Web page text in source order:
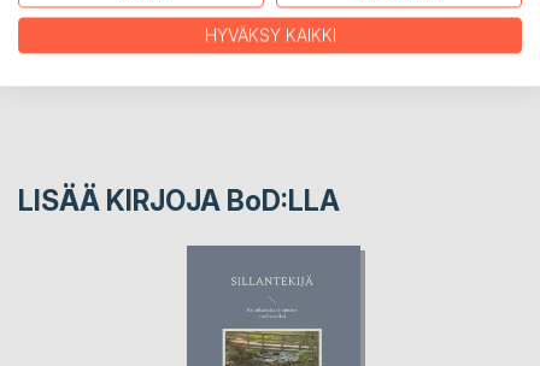
LUKIJA-ARVOSTELUT
LISÄÄ KIRJOJA BoD:LLA
HYVÄKSY KAIKKI